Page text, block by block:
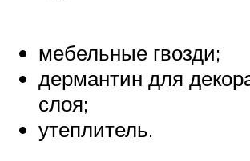
мебельные гвозди;
дермантин для
слоя;
утеплитель.